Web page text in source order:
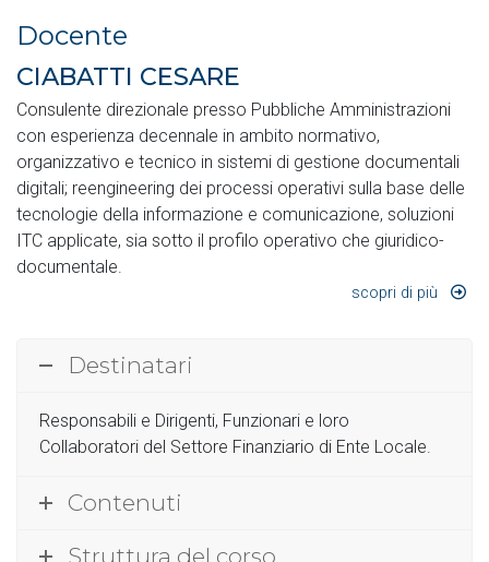
Docente
CIABATTI CESARE
Consulente direzionale presso Pubbliche Amministrazioni
con esperienza decennale in ambito normativo,
organizzativo e tecnico in sistemi di gestione documentali
digitali; reengineering dei processi operativi sulla base delle
tecnologie della informazione e comunicazione, soluzioni
ITC applicate, sia sotto il profilo operativo che giuridico-
documentale.
scopri di più
Destinatari
Responsabili e Dirigenti, Funzionari e loro
Collaboratori del Settore Finanziario di Ente Locale.
Contenuti
Struttura del corso